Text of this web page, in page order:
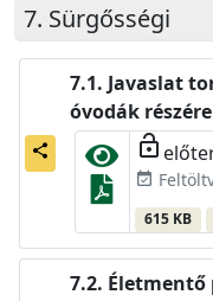
Sürgősségi
share
Javaslat
óvodák részére
lock_open
event_available
615 KB
Életmentő